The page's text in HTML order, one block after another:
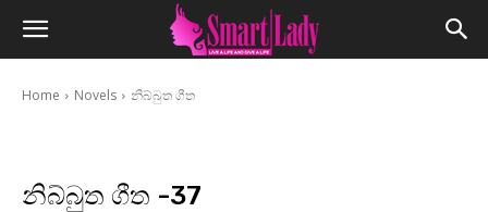
Home Novels නිබ්බුත ගීත
නිබ්බුත ගීත -37